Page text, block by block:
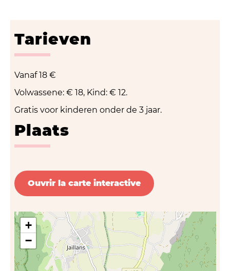
Tarieven
Vanaf 18 €
Volwassene: € 18, Kind: € 12.
Gratis voor kinderen onder de 3 jaar.
Plaats
Ouvrir la carte interactive
+
−